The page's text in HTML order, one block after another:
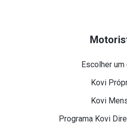
Escolher um
Kovi
Kovi
Programa Kovi